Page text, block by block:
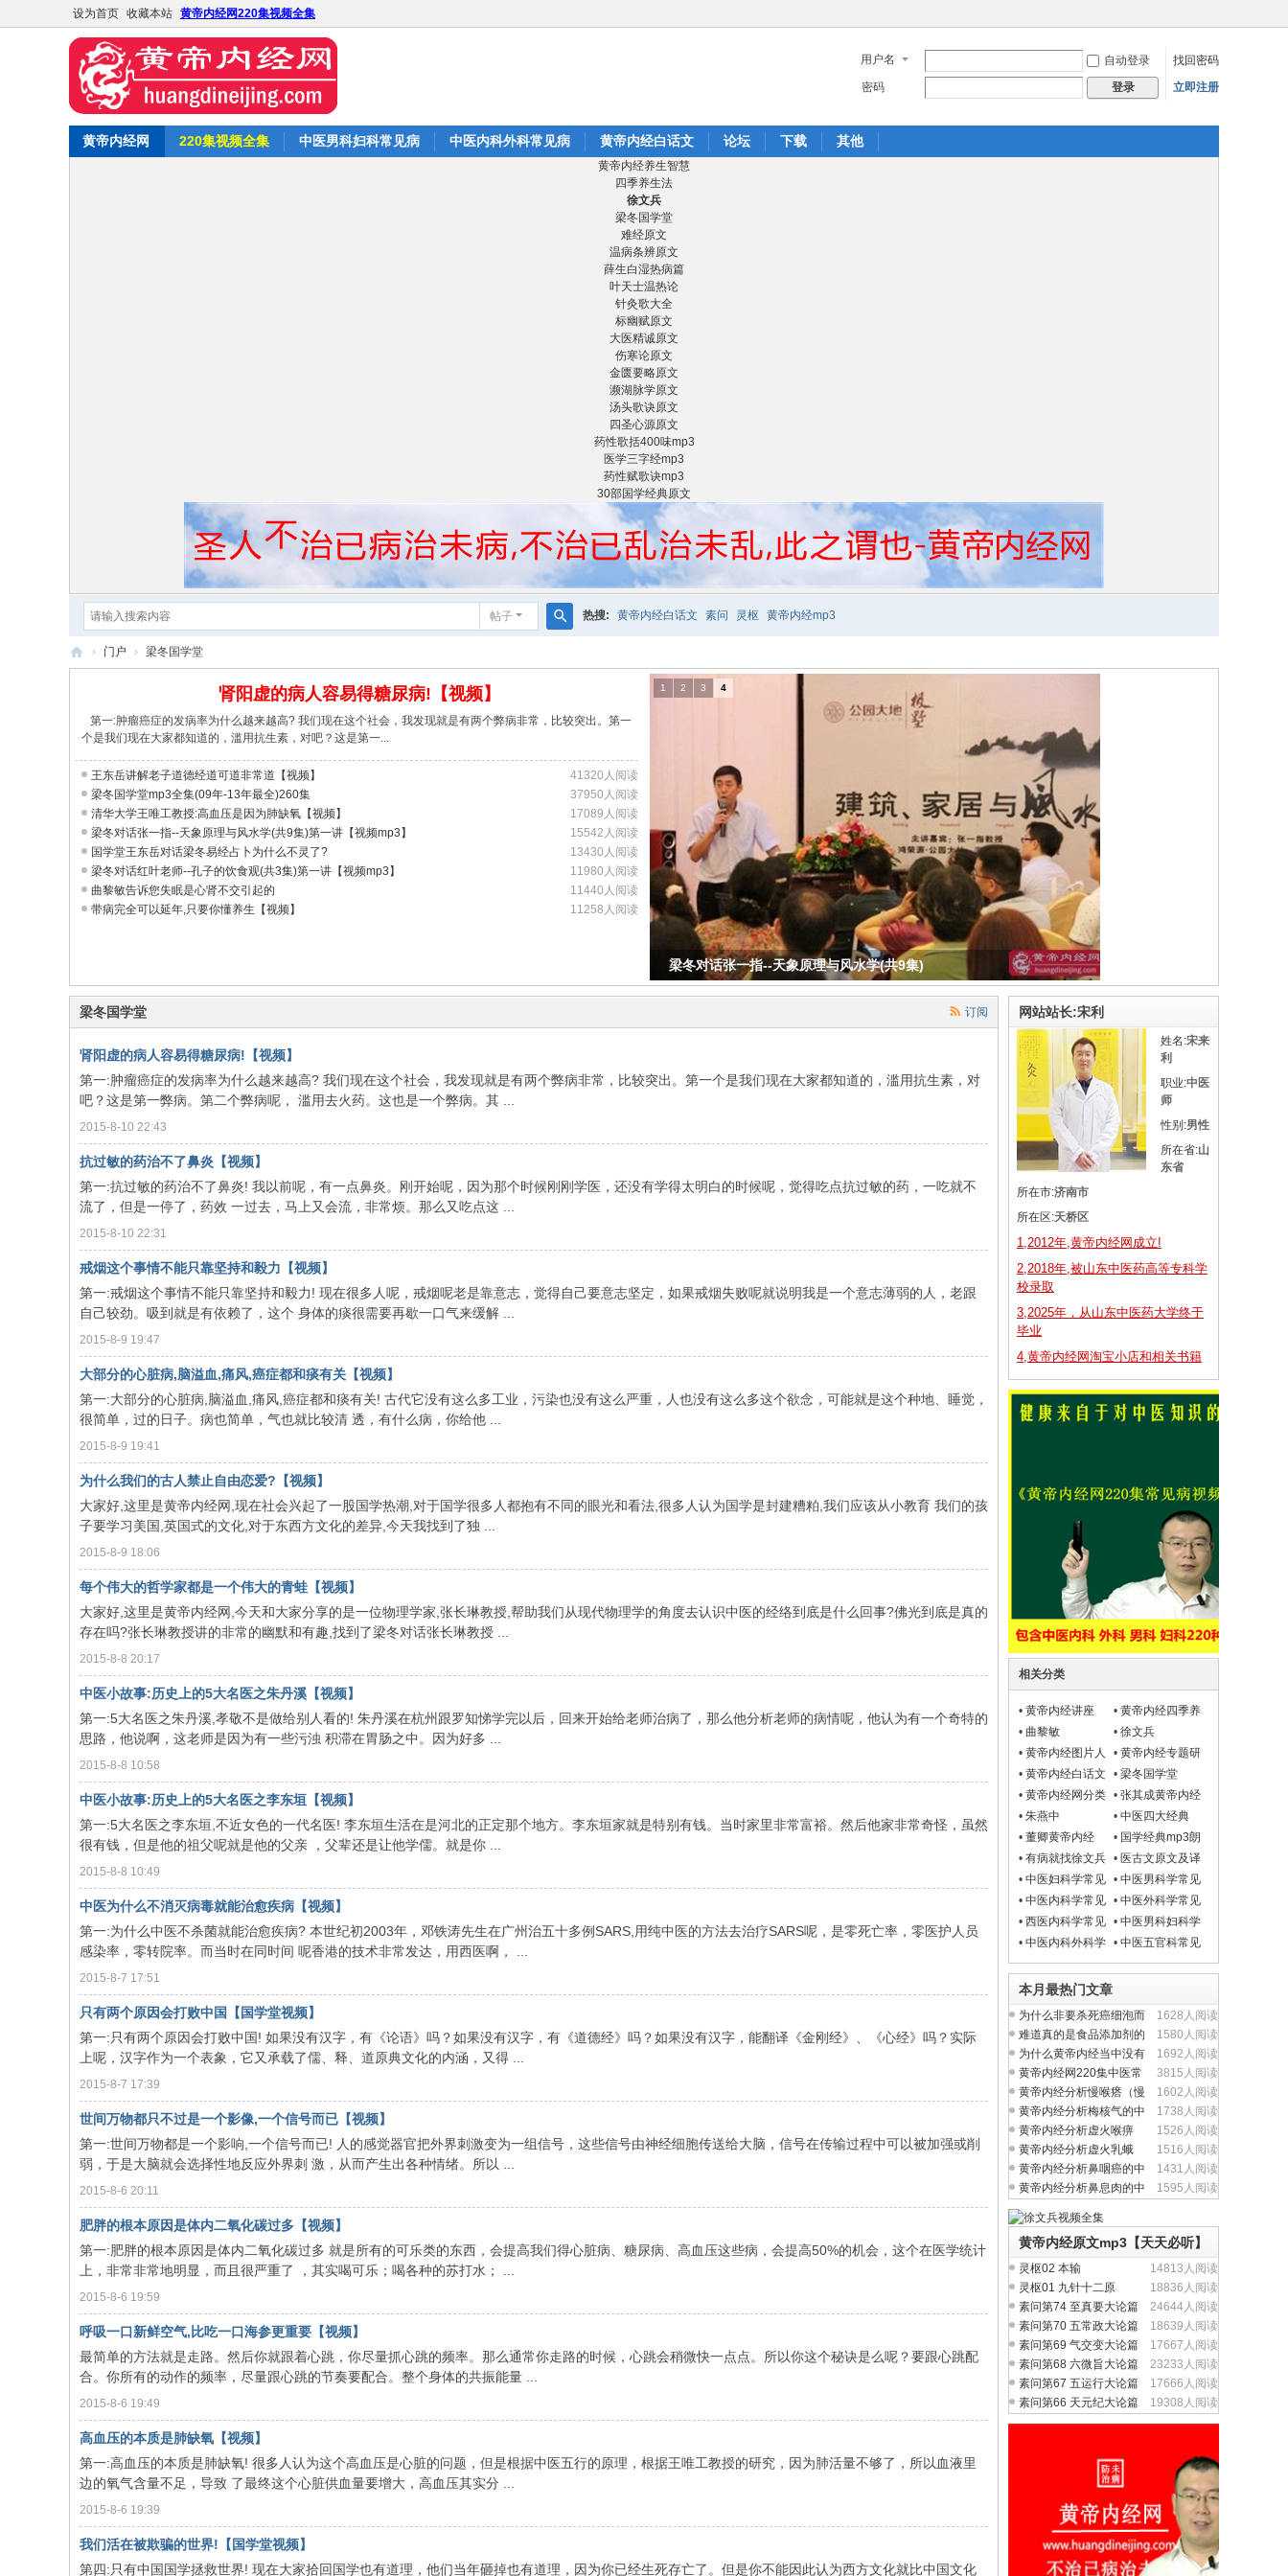
设为首页 收藏本站 黄帝内经网220集视频全集
用户名 自动登录
找回密码
密码
登录 立即注册
黄帝内经网 220集视频全集 中医男科妇科常见病 中医内科外科常见病 黄帝内经白话文 论坛 下载 其他
黄帝内经养生智慧
四季养生法
徐文兵
梁冬国学堂
难经原文
温病条辨原文
薛生白湿热病篇
叶天士温热论
针灸歌大全
标幽赋原文
大医精诚原文
伤寒论原文
金匮要略原文
濒湖脉学原文
汤头歌诀原文
四圣心源原文
药性歌括400味mp3
医学三字经mp3
药性赋歌诀mp3
30部国学经典原文
帖子
索
热搜: 黄帝内经白话文 素问 灵枢 黄帝内经mp3
内
经
› 门户 › 梁冬国学堂
肾阳虚的病人容易得糖尿病!【视频】
第一:肿瘤癌症的发病率为什么越来越高? 我们现在这个社会，我发现就是有两个弊病非常，比较突出。第一
个是我们现在大家都知道的，滥用抗生素，对吧？这是第一...
41320人阅读
王东岳讲解老子道德经道可道非常道【视频】
37950人阅读
梁冬国学堂mp3全集(09年-13年最全)260集
17089人阅读
清华大学王唯工教授:高血压是因为肺缺氧【视频】
15542人阅读
梁冬对话张一指--天象原理与风水学(共9集)第一讲【视频mp3】
13430人阅读
国学堂王东岳对话梁冬易经占卜为什么不灵了?
11980人阅读
梁冬对话红叶老师--孔子的饮食观(共3集)第一讲【视频mp3】
11440人阅读
曲黎敏告诉您失眠是心肾不交引起的
11258人阅读
带病完全可以延年,只要你懂养生【视频】
梁冬对话张一指--天象原理与风水学(共9集)
1 2 3 4
订阅
梁冬国学堂
肾阳虚的病人容易得糖尿病!【视频】
第一:肿瘤癌症的发病率为什么越来越高? 我们现在这个社会，我发现就是有两个弊病非常，比较突出。第一个是我们现在大家都知道的，滥用抗生素，对
吧？这是第一弊病。第二个弊病呢， 滥用去火药。这也是一个弊病。其 ...
2015-8-10 22:43
抗过敏的药治不了鼻炎【视频】
第一:抗过敏的药治不了鼻炎! 我以前呢，有一点鼻炎。刚开始呢，因为那个时候刚刚学医，还没有学得太明白的时候呢，觉得吃点抗过敏的药，一吃就不
流了，但是一停了，药效 一过去，马上又会流，非常烦。那么又吃点这 ...
2015-8-10 22:31
戒烟这个事情不能只靠坚持和毅力【视频】
第一:戒烟这个事情不能只靠坚持和毅力! 现在很多人呢，戒烟呢老是靠意志，觉得自己要意志坚定，如果戒烟失败呢就说明我是一个意志薄弱的人，老跟
自己较劲。吸到就是有依赖了，这个 身体的痰很需要再歇一口气来缓解 ...
2015-8-9 19:47
大部分的心脏病,脑溢血,痛风,癌症都和痰有关【视频】
第一:大部分的心脏病,脑溢血,痛风,癌症都和痰有关! 古代它没有这么多工业，污染也没有这么严重，人也没有这么多这个欲念，可能就是这个种地、睡觉，
很简单，过的日子。病也简单，气也就比较清 透，有什么病，你给他 ...
2015-8-9 19:41
为什么我们的古人禁止自由恋爱?【视频】
大家好,这里是黄帝内经网,现在社会兴起了一股国学热潮,对于国学很多人都抱有不同的眼光和看法,很多人认为国学是封建糟粕,我们应该从小教育 我们的孩
子要学习美国,英国式的文化,对于东西方文化的差异,今天我找到了独 ...
2015-8-9 18:06
每个伟大的哲学家都是一个伟大的青蛙【视频】
大家好,这里是黄帝内经网,今天和大家分享的是一位物理学家,张长琳教授,帮助我们从现代物理学的角度去认识中医的经络到底是什么回事?佛光到底是真的
存在吗?张长琳教授讲的非常的幽默和有趣,找到了梁冬对话张长琳教授 ...
2015-8-8 20:17
中医小故事:历史上的5大名医之朱丹溪【视频】
第一:5大名医之朱丹溪,孝敬不是做给别人看的! 朱丹溪在杭州跟罗知悌学完以后，回来开始给老师治病了，那么他分析老师的病情呢，他认为有一个奇特的
思路，他说啊，这老师是因为有一些污浊 积滞在胃肠之中。因为好多 ...
2015-8-8 10:58
中医小故事:历史上的5大名医之李东垣【视频】
第一:5大名医之李东垣,不近女色的一代名医! 李东垣生活在是河北的正定那个地方。李东垣家就是特别有钱。当时家里非常富裕。然后他家非常奇怪，虽然
很有钱，但是他的祖父呢就是他的父亲 ，父辈还是让他学儒。就是你 ...
2015-8-8 10:49
中医为什么不消灭病毒就能治愈疾病【视频】
第一:为什么中医不杀菌就能治愈疾病? 本世纪初2003年，邓铁涛先生在广州治五十多例SARS,用纯中医的方法去治疗SARS呢，是零死亡率，零医护人员
感染率，零转院率。而当时在同时间 呢香港的技术非常发达，用西医啊， ...
2015-8-7 17:51
只有两个原因会打败中国【国学堂视频】
第一:只有两个原因会打败中国! 如果没有汉字，有《论语》吗？如果没有汉字，有《道德经》吗？如果没有汉字，能翻译《金刚经》、《心经》吗？实际
上呢，汉字作为一个表象，它又承载了儒、释、道原典文化的内涵，又得 ...
2015-8-7 17:39
世间万物都只不过是一个影像,一个信号而已【视频】
第一:世间万物都是一个影响,一个信号而已! 人的感觉器官把外界刺激变为一组信号，这些信号由神经细胞传送给大脑，信号在传输过程中可以被加强或削
弱，于是大脑就会选择性地反应外界刺 激，从而产生出各种情绪。所以 ...
2015-8-6 20:11
肥胖的根本原因是体内二氧化碳过多【视频】
第一:肥胖的根本原因是体内二氧化碳过多 就是所有的可乐类的东西，会提高我们得心脏病、糖尿病、高血压这些病，会提高50%的机会，这个在医学统计
上，非常非常地明显，而且很严重了 ，其实喝可乐；喝各种的苏打水； ...
2015-8-6 19:59
呼吸一口新鲜空气,比吃一口海参更重要【视频】
最简单的方法就是走路。然后你就跟着心跳，你尽量抓心跳的频率。那么通常你走路的时候，心跳会稍微快一点点。所以你这个秘诀是么呢？要跟心跳配
合。你所有的动作的频率，尽量跟心跳的节奏要配合。整个身体的共振能量 ...
2015-8-6 19:49
高血压的本质是肺缺氧【视频】
第一:高血压的本质是肺缺氧! 很多人认为这个高血压是心脏的问题，但是根据中医五行的原理，根据王唯工教授的研究，因为肺活量不够了，所以血液里
边的氧气含量不足，导致 了最终这个心脏供血量要增大，高血压其实分 ...
2015-8-6 19:39
我们活在被欺骗的世界!【国学堂视频】
第四:只有中国国学拯救世界! 现在大家拾回国学也有道理，他们当年砸掉也有道理，因为你已经生死存亡了。但是你不能因此认为西方文化就比中国文化
网站站长:宋利
姓名:宋来
利
职业:中医
师
性别:男性
所在省:山
东省
所在市:济南市
所在区:天桥区
1,2012年,黄帝内经网成立!
2,2018年,被山东中医药高等专科学
校录取
3,2025年，从山东中医药大学终于
毕业
4,黄帝内经网淘宝小店和相关书籍
相关分类
• 黄帝内经讲座 • 黄帝内经四季养
生法
• 曲黎敏 • 徐文兵
• 黄帝内经图片人
物
• 黄帝内经专题研
究
• 黄帝内经白话文 • 梁冬国学堂
• 黄帝内经网分类
目录导航
• 张其成黄帝内经
讲座
• 朱燕中 • 中医四大经典
mp3朗读
• 董卿黄帝内经 • 国学经典mp3朗
读
• 有病就找徐文兵 • 医古文原文及译
文翻译
• 中医妇科学常见
病
• 中医男科学常见
病
• 中医内科学常见
病
• 中医外科学常见
病
• 西医内科学常见
病
• 中医男科妇科学
常见疾病
• 中医内科外科学
常见疾病
• 中医五官科常见
病
本月最热门文章
1628人阅读
为什么非要杀死癌细泡而
不从提升人体正气入
1580人阅读
难道真的是食品添加剂的
问题吗？
1692人阅读
为什么黄帝内经当中没有
完整的方剂学内容？
3815人阅读
黄帝内经网220集中医常
见病视频全集
1602人阅读
黄帝内经分析慢喉瘩（慢
性喉炎）的中医养生
1738人阅读
黄帝内经分析梅核气的中
医养生治疗与食疗
1526人阅读
黄帝内经分析虚火喉痹
（慢性咽炎）中医养生
1516人阅读
黄帝内经分析虚火乳蛾
（慢性扁桃体炎）中医
1431人阅读
黄帝内经分析鼻咽癌的中
医养生治疗与食疗
1595人阅读
黄帝内经分析鼻息肉的中
黄帝内经原文mp3【天天必听】
14813人阅读
灵枢02 本输
18836人阅读
灵枢01 九针十二原
24644人阅读
素问第74 至真要大论篇
18639人阅读
素问第70 五常政大论篇
17667人阅读
素问第69 气交变大论篇
23233人阅读
素问第68 六微旨大论篇
17666人阅读
素问第67 五运行大论篇
19308人阅读
素问第66 天元纪大论篇